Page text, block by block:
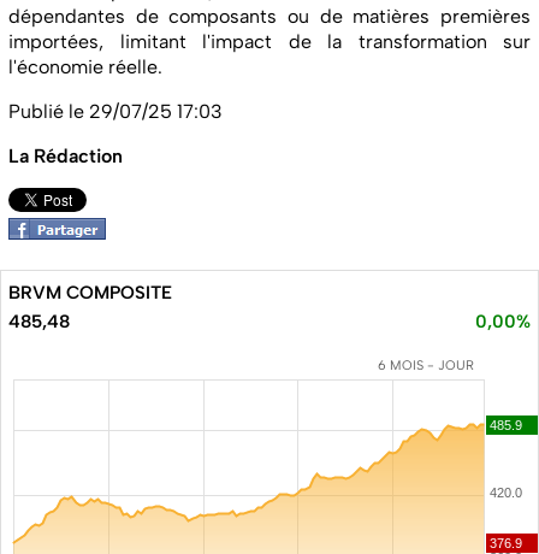
dépendantes de composants ou de matières premières
importées, limitant l'impact de la transformation sur
l'économie réelle.
Publié le 29/07/25 17:03
La Rédaction
BRVM COMPOSITE
485,48
0,00%
6 MOIS - JOUR